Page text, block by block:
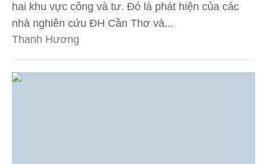
hai khu vực công và tư. Đó là phát hiện của các
nhà nghiên cứu ĐH Cần Thơ và...
Thanh Hương